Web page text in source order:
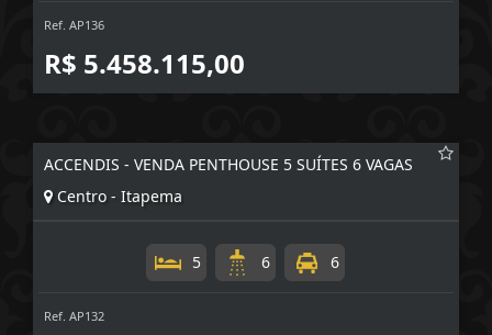
Ref. AP136
R$ 5.458.115,00
ACCENDIS - VENDA PENTHOUSE 5 SUÍTES 6 VAGAS
Centro - Itapema
5 6 6
Ref. AP132